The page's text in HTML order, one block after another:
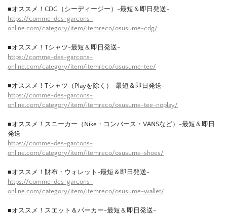
■オススメ！CDG（シーディージー）-最短＆即日発送-
https://comme-des-garcons-
online.com/category/item/itemreco/osusume-cdg/
■オススメ！Tシャツ-最短＆即日発送-
https://comme-des-garcons-
online.com/category/item/itemreco/osusume-tee/
■オススメ！Tシャツ（Playを除く）-最短＆即日発送-
https://comme-des-garcons-
online.com/category/item/itemreco/osusume-tee-noplay/
■オススメ！スニーカー（Nike・コンバース・VANSなど）-最短＆即日
発送-
https://comme-des-garcons-
online.com/category/item/itemreco/osusume-shoes/
■オススメ！財布・ウォレット-最短＆即日発送-
https://comme-des-garcons-
online.com/category/item/itemreco/osusume-wallet/
■オススメ！スエット＆パーカー-最短＆即日発送-